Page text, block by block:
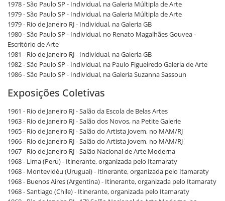
1978 - São Paulo SP - Individual, na Galeria Múltipla de Arte
1979 - São Paulo SP - Individual, na Galeria Múltipla de Arte
1979 - Rio de Janeiro RJ - Individual, na Galeria GB
1980 - São Paulo SP - Individual, no Renato Magalhães Gouvea -
Escritório de Arte
1981 - Rio de Janeiro RJ - Individual, na Galeria GB
1982 - São Paulo SP - Individual, na Paulo Figueiredo Galeria de Arte
1986 - São Paulo SP - Individual, na Galeria Suzanna Sassoun
Exposições Coletivas
1961 - Rio de Janeiro RJ - Salão da Escola de Belas Artes
1963 - Rio de Janeiro RJ - Salão dos Novos, na Petite Galerie
1965 - Rio de Janeiro RJ - Salão do Artista Jovem, no MAM/RJ
1966 - Rio de Janeiro RJ - Salão do Artista Jovem, no MAM/RJ
1967 - Rio de Janeiro RJ - Salão Nacional de Arte Moderna
1968 - Lima (Peru) - Itinerante, organizada pelo Itamaraty
1968 - Montevidéu (Uruguai) - Itinerante, organizada pelo Itamaraty
1968 - Buenos Aires (Argentina) - Itinerante, organizada pelo Itamaraty
1968 - Santiago (Chile) - Itinerante, organizada pelo Itamaraty